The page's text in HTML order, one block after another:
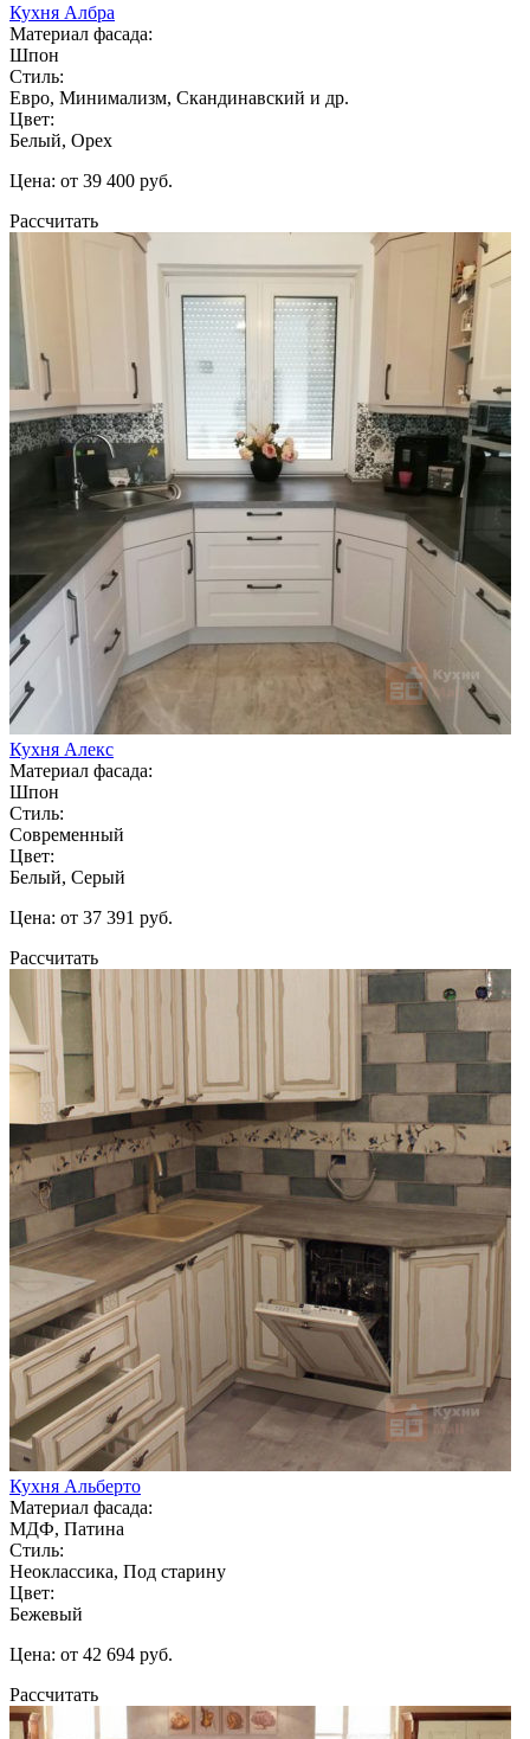
Кухня Албра
Материал фасада:
Шпон
Стиль:
Евро, Минимализм, Скандинавский и др.
Цвет:
Белый, Орех
Цена: от 39 400 руб.
Рассчитать
Кухня Алекс
Материал фасада:
Шпон
Стиль:
Современный
Цвет:
Белый, Серый
Цена: от 37 391 руб.
Рассчитать
Кухня Альберто
Материал фасада:
МДФ, Патина
Стиль:
Неоклассика, Под старину
Цвет:
Бежевый
Цена: от 42 694 руб.
Рассчитать